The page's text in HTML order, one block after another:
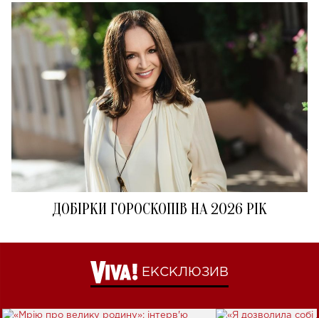
ДОБІРКИ ГОРОСКОПІВ НА 2026 РІК
ЕКСКЛЮЗИВ